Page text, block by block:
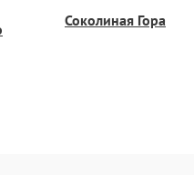
Соколиная Гора